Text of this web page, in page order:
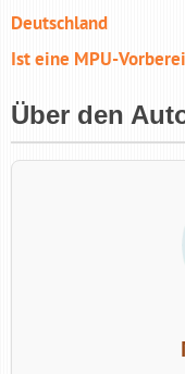
Deutschland
Ist eine MPU-
Über den